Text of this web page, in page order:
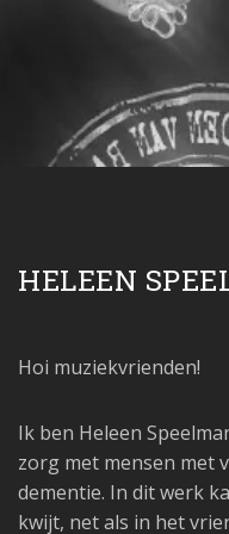
HELEEN
Hoi muziekvrienden!
Ik ben Heleen
zorg met mensen met
dementie. In dit werk
kwijt, net als in het